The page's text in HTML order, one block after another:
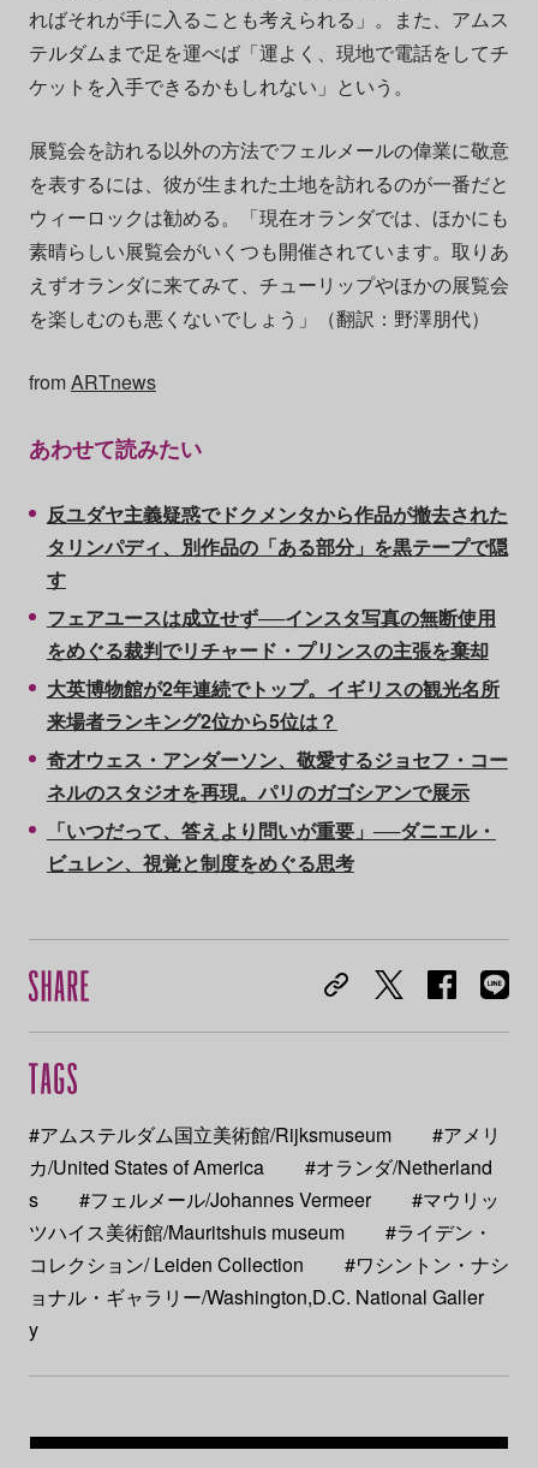
ればそれが手に入ることも考えられる」。また、アムス
テルダムまで足を運べば「運よく、現地で電話をしてチ
ケットを入手できるかもしれない」という。
展覧会を訪れる以外の方法でフェルメールの偉業に敬意
を表するには、彼が生まれた土地を訪れるのが一番だと
ウィーロックは勧める。「現在オランダでは、ほかにも
素晴らしい展覧会がいくつも開催されています。取りあ
えずオランダに来てみて、チューリップやほかの展覧会
を楽しむのも悪くないでしょう」（翻訳：野澤朋代）
fromARTnews
あわせて読みたい
反ユダヤ主義疑惑でドクメンタから作品が撤去された
タリンパディ、別作品の「ある部分」を黒テープで隠
す
フェアユースは成立せず──インスタ写真の無断使用
をめぐる裁判でリチャード・プリンスの主張を棄却
大英博物館が2年連続でトップ。イギリスの観光名所
来場者ランキング2位から5位は？
奇才ウェス・アンダーソン、敬愛するジョセフ・コー
ネルのスタジオを再現。パリのガゴシアンで展示
「いつだって、答えより問いが重要」──ダニエル・
ビュレン、視覚と制度をめぐる思考
#アムステルダム国立美術館/Rijksmuseum
#アメリ
カ/United States of America
#オランダ/Netherland
s
#フェルメール/Johannes Vermeer
#マウリッ
ツハイス美術館/Mauritshuis museum
#ライデン・
コレクション/ Leiden Collection
#ワシントン・ナシ
ョナル・ギャラリー/Washington,D.C. National Galler
y